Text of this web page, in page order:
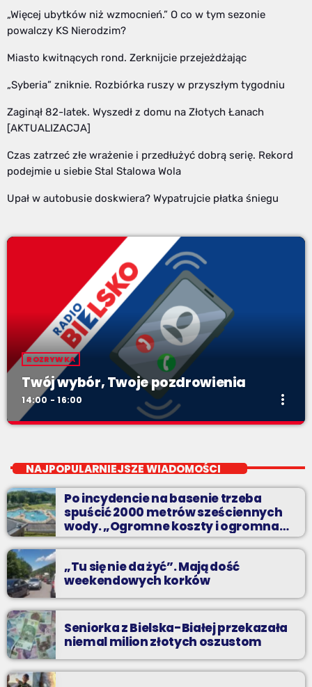
„Więcej ubytków niż wzmocnień.” O co w tym sezonie
powalczy KS Nierodzim?
Miasto kwitnących rond. Zerknijcie przejeżdżając
„Syberia” zniknie. Rozbiórka ruszy w przyszłym tygodniu
Zaginął 82-latek. Wyszedł z domu na Złotych Łanach
[AKTUALIZACJA]
Czas zatrzeć złe wrażenie i przedłużyć dobrą serię. Rekord
podejmie u siebie Stal Stalowa Wola
Upał w autobusie doskwiera? Wypatrujcie płatka śniegu
ROZRYWKA
Twój wybór, Twoje pozdrowienia
14:00 - 16:00 more_vert
Zadzwoń do nas, wybierz jedną z dwóch muzycznych
propozycji i pozdrów bliskich na żywo w Radiu BIELSKO.
NAJPOPULARNIEJSZE WIADOMOŚCI
Po incydencie na basenie trzeba
spuścić 2000 metrów sześciennych
wody. „Ogromne koszty i ogromna
praca”
„Tu się nie da żyć”. Mają dość
weekendowych korków
Seniorka z Bielska-Białej przekazała
niemal milion złotych oszustom